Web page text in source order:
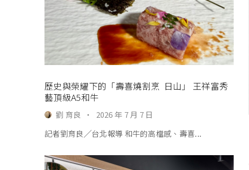
歷史與榮耀下的「壽喜燒割烹 日山」 王祥富秀
藝頂級A5和牛
劉 育良 ·
2026 年 7 月 7 日
記者劉育良╱台北報導 和牛的高檔感、壽喜...